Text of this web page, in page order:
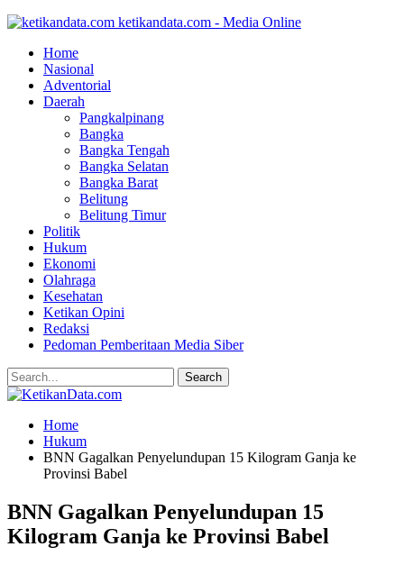
ketikandata.com - Media Online
Home
Nasional
Adventorial
Daerah
Pangkalpinang
Bangka
Bangka Tengah
Bangka Selatan
Bangka Barat
Belitung
Belitung Timur
Politik
Hukum
Ekonomi
Olahraga
Kesehatan
Ketikan Opini
Redaksi
Pedoman Pemberitaan Media Siber
Home
Hukum
BNN Gagalkan Penyelundupan 15 Kilogram Ganja ke
Provinsi Babel
BNN Gagalkan Penyelundupan 15
Kilogram Ganja ke Provinsi Babel